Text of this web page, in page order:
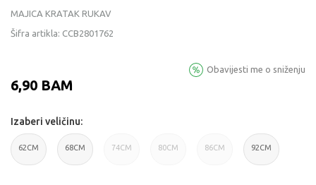
MAJICA KRATAK RUKAV
Šifra artikla: CCB2801762
6,90 BAM
Obavijesti me o sniženju
Izaberi veličinu:
62CM 68CM 74CM 80CM 86CM 92CM